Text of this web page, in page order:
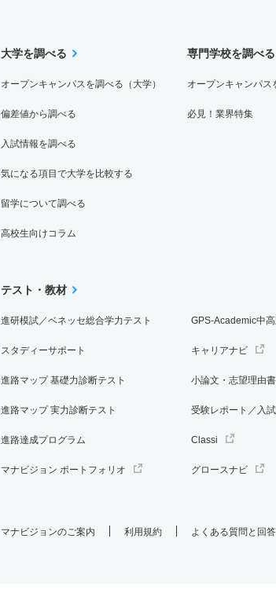
大学を調べる
オープンキャンパスを調べる（大学）
偏差値から調べる
入試情報を調べる
気になる項目で大学を比較する
留学について調べる
高校生向けコラム
専門学校を調べる
オープンキャンパス
必見！業界特集
テスト・教材
進研模試／ベネッセ総合学力テスト
スタディーサポート
進路マップ 基礎力診断テスト
進路マップ 実力診断テスト
進路達成プログラム
マナビジョン ポートフォリオ
GPS-Academic中
キャリアナビ
小論文・志望理由
受験レポート／入
Classi
グロースナビ
マナビジョンのご案内 利用規約 よくある質問と回答